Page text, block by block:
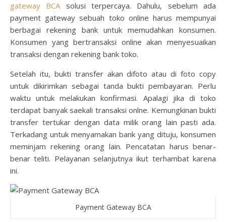
gateway BCAsolusi terpercaya. Dahulu, sebelum ada
payment gateway sebuah toko online harus mempunyai
berbagai rekening bank untuk memudahkan konsumen.
Konsumen yang bertransaksi online akan menyesuaikan
transaksi dengan rekening bank toko.
Setelah itu, bukti transfer akan difoto atau di foto copy
untuk dikirimkan sebagai tanda bukti pembayaran. Perlu
waktu untuk melakukan konfirmasi. Apalagi jika di toko
terdapat banyak saekali transaksi onlne. Kemungkinan bukti
transfer tertukar dengan data milik orang lain pasti ada.
Terkadang untuk menyamakan bank yang dituju, konsumen
meminjam rekening orang lain. Pencatatan harus benar-
benar teliti. Pelayanan selanjutnya ikut terhambat karena
ini.
Payment Gateway BCA